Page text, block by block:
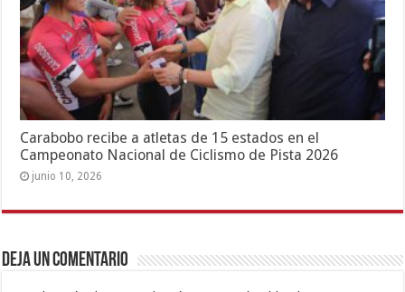
Carabobo recibe a atletas de 15 estados en el
Campeonato Nacional de Ciclismo de Pista 2026
junio 10, 2026
Deja un comentario